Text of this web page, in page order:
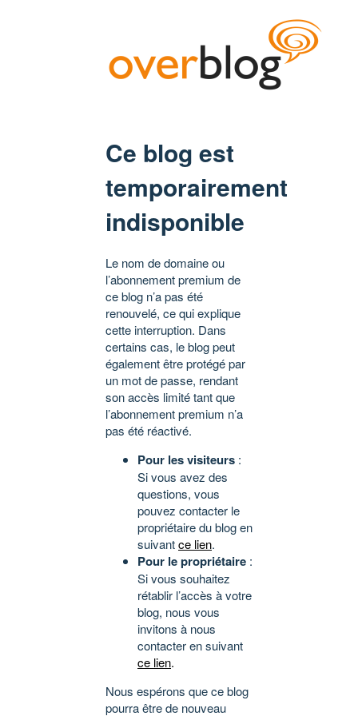
Ce blog est
temporairement
indisponible
Le nom de domaine ou
l’abonnement premium de
ce blog n’a pas été
renouvelé, ce qui explique
cette interruption. Dans
certains cas, le blog peut
également être protégé par
un mot de passe, rendant
son accès limité tant que
l’abonnement premium n’a
pas été réactivé.
Pour les visiteurs :
Si vous avez des
questions, vous
pouvez contacter le
propriétaire du blog en
suivantce lien.
Pour le propriétaire :
Si vous souhaitez
rétablir l’accès à votre
blog, nous vous
invitons à nous
contacter en suivant
ce lien.
Nous espérons que ce blog
pourra être de nouveau